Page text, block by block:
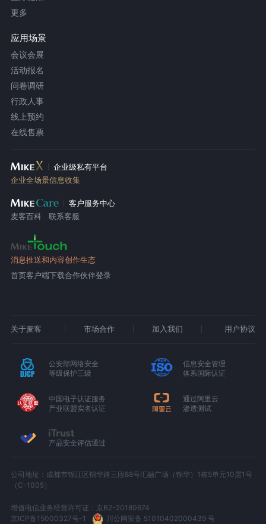
更多
应用场景
会议会展
活动报名
问卷调研
行政人事
线上预约
在线售票
企业级私有平台
企业全场景信息收集
客户服务中心
麦客百科
联系客服
消息推送和内容创作生态
首页客户端下载合作伙伴登录
关于麦客 市场合作 加入我们 用户协议
公安部网络安全
等级保护三级
信息安全管理
体系国际认证
中国电子认证服务
产业联盟实名认证
通过阿里云
渗透测试
产品安全评估通过
公司地址：成都市锦江区锦华路三段88号汇融广场（锦华）1栋5单元10层1号
（C-1005）
增值电信业务经营许可证：京B2-20180674
京ICP备15000327号-1
川公网安备 51010402000439 号